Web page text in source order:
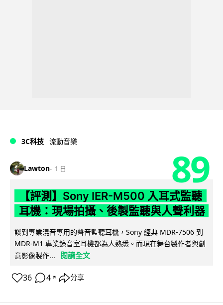
3C科技 流動音樂
Lawton 1 日 89
【評測】Sony IER-M500 入耳式監聽
耳機：現場拍攝、後製監聽與人聲利器
談到專業混音專用的聲音監聽耳機，Sony 經典 MDR-7506 到
MDR-M1 專業錄音室耳機都為人熟悉。而現在舞台製作者與創
意影像製作...
閱讀全文
36 4 ↗ 分享